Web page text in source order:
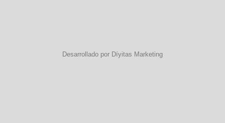
Desarrollado por Díyitas Marketing